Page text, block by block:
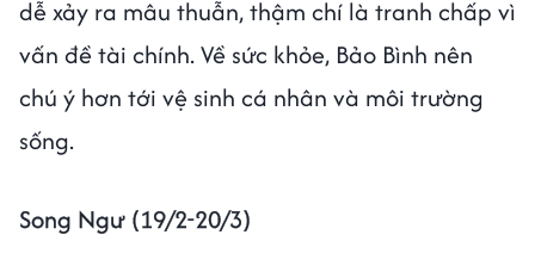
dễ xảy ra mâu thuẫn, thậm chí là tranh chấp vì
vấn đề tài chính. Về sức khỏe, Bảo Bình nên
chú ý hơn tới vệ sinh cá nhân và môi trường
sống.
Song Ngư (19/2-20/3)